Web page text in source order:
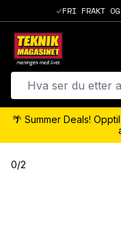
FRI FRAKT
🌴 Summer Deals! Opptil
0/2